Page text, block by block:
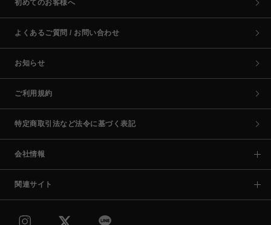
初めてのお客様へ
よくあるご質問 / お問い合わせ
お知らせ
ご利用規約
特定商取引法など法令に基づく表記
会社情報
関連サイト